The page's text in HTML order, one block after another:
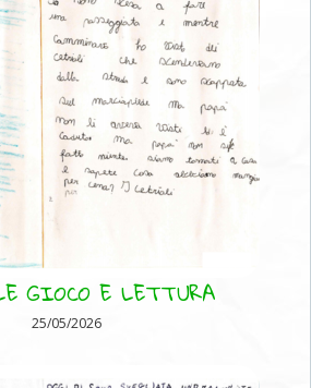
GIOCO E LETTURA
25/05/2026